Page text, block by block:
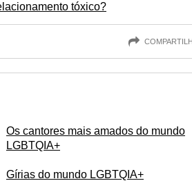
tóxico?
Os cantores mais amados do mundo
LGBTQIA+
Gírias do mundo LGBTQIA+